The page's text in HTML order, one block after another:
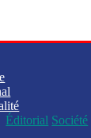
Éditorial Société